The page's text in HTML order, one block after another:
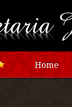
Home